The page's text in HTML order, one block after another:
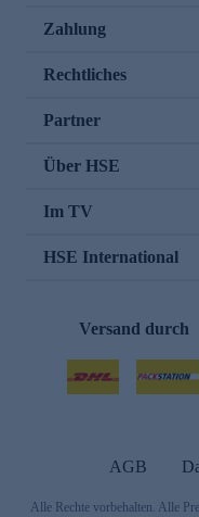
Zahlung
Rechtliches
Partner
Über HSE
Im TV
HSE International
Versand durch
AGB
Alle Rechte vorbehalten. Alle